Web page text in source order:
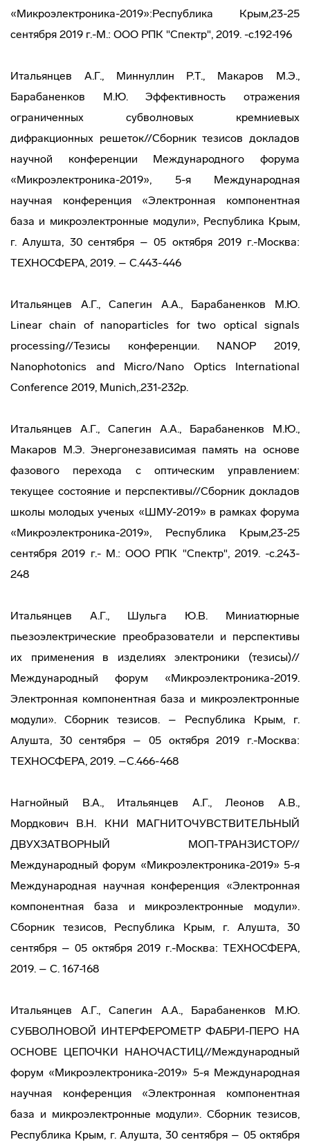
«Микроэлектроника-2019»:Республика Крым,23-25
сентября 2019 г.-М.: ООО РПК "Спектр", 2019. -c.192-196
Итальянцев А.Г., Миннуллин Р.Т., Макаров М.Э.,
Барабаненков М.Ю. Эффективность отражения
ограниченных субволновых кремниевых
дифракционных решеток//Сборник тезисов докладов
научной конференции Международного форума
«Микроэлектроника-2019», 5-я Международная
научная конференция «Электронная компонентная
база и микроэлектронные модули», Республика Крым,
г. Алушта, 30 сентября – 05 октября 2019 г.-Москва:
ТЕХНОСФЕРА, 2019. – С.443-446
Итальянцев А.Г., Сапегин А.А., Барабаненков М.Ю.
Linear chain of nanoparticles for two optical signals
processing//Тезисы конференции. NANOP 2019,
Nanophotonics and Micro/Nano Optics International
Conference 2019, Munich,.231-232p.
Итальянцев А.Г., Сапегин А.А., Барабаненков М.Ю.,
Макаров М.Э. Энергонезависимая память на основе
фазового перехода с оптическим управлением:
текущее состояние и перспективы//Сборник докладов
школы молодых ученых «ШМУ-2019» в рамках форума
«Микроэлектроника-2019», Республика Крым,23-25
сентября 2019 г.- М.: ООО РПК "Спектр", 2019. -c.243-
248
Итальянцев А.Г., Шульга Ю.В. Миниатюрные
пьезоэлектрические преобразователи и перспективы
их применения в изделиях электроники (тезисы)//
Международный форум «Микроэлектроника-2019.
Электронная компонентная база и микроэлектронные
модули». Сборник тезисов. – Республика Крым, г.
Алушта, 30 сентября – 05 октября 2019 г.-Москва:
ТЕХНОСФЕРА, 2019. –С.466-468
Нагнойный В.А., Итальянцев А.Г., Леонов А.В.,
Мордкович В.Н. КНИ МАГНИТОЧУВСТВИТЕЛЬНЫЙ
ДВУХЗАТВОРНЫЙ МОП-ТРАНЗИСТОР//
Международный форум «Микроэлектроника-2019» 5-я
Международная научная конференция «Электронная
компонентная база и микроэлектронные модули».
Сборник тезисов, Республика Крым, г. Алушта, 30
сентября – 05 октября 2019 г.-Москва: ТЕХНОСФЕРА,
2019. – С. 167-168
Итальянцев А.Г., Сапегин А.А., Барабаненков М.Ю.
СУБВОЛНОВОЙ ИНТЕРФЕРОМЕТР ФАБРИ-ПЕРО НА
ОСНОВЕ ЦЕПОЧКИ НАНОЧАСТИЦ//Международный
форум «Микроэлектроника-2019» 5-я Международная
научная конференция «Электронная компонентная
база и микроэлектронные модули». Сборник тезисов,
Республика Крым, г. Алушта, 30 сентября – 05 октября